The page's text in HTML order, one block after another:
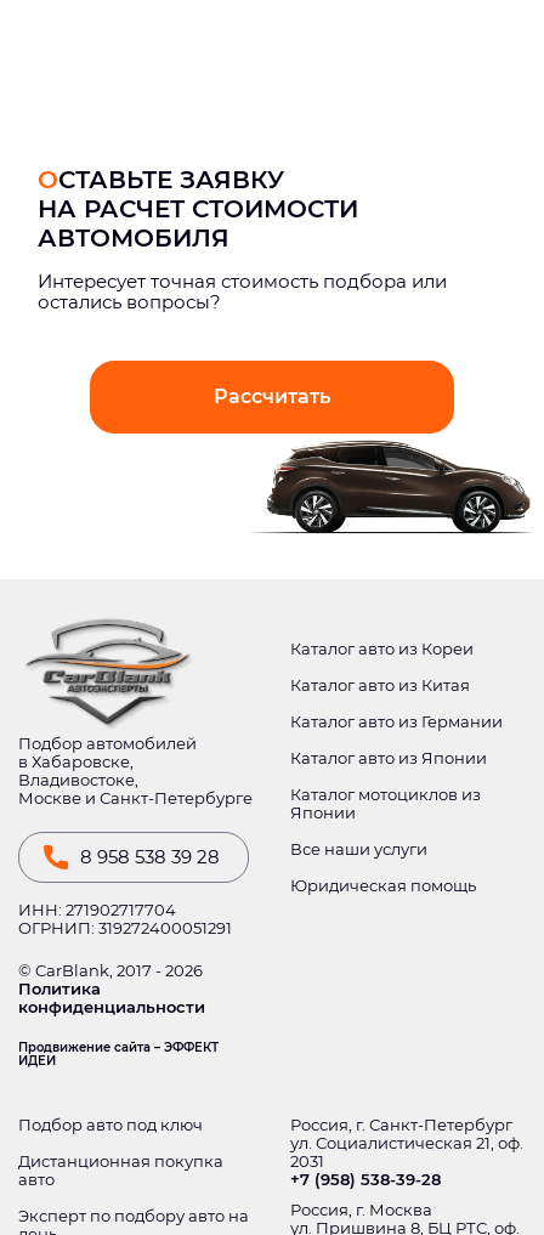
ОСТАВЬТЕ ЗАЯВКУ
НА РАСЧЕТ СТОИМОСТИ
АВТОМОБИЛЯ
Интерeсует точная стоимость подбора или
остались вопросы?
Рассчитать
Подбор автомобилей
в Хабаровске,
Владивостоке,
Москве и Санкт-Петербурге
8 958 538 39 28
ИНН: 271902717704
ОГРНИП: 319272400051291
© CarBlank, 2017 - 2026
Политика
конфиденциальности
Продвижение сайта – ЭФФЕКТ
ИДЕИ
Каталог авто из Кореи
Каталог авто из Китая
Каталог авто из Германии
Каталог авто из Японии
Каталог мотоциклов из
Японии
Все наши услуги
Юридическая помощь
Подбор авто под ключ
Дистанционная покупка
авто
Эксперт по подбору авто на
Россия, г. Санкт-Петербург
ул. Социалистическая 21, оф.
2031
+7 (958) 538-39-28
Россия, г. Москва
ул. Пришвина 8, БЦ РТС, оф.